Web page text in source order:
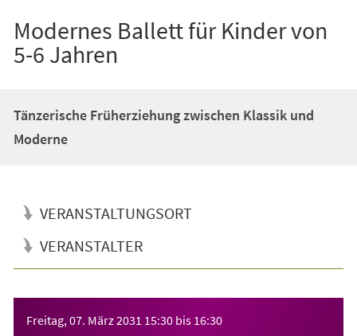
Modernes Ballett für Kinder von
5-6 Jahren
Tänzerische Früherziehung zwischen Klassik und
Moderne
VERANSTALTUNGSORT
VERANSTALTER
Freitag, 07. März 2031 15:30 bis 16:30